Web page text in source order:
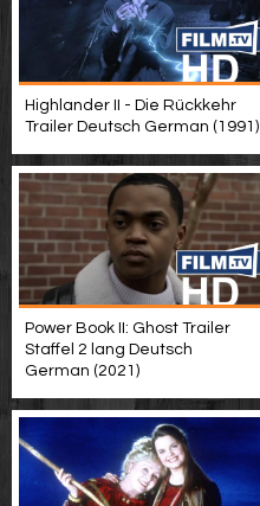
Highlander II - Die Rückkehr
Trailer Deutsch German (1991)
Power Book II: Ghost Trailer
Staffel 2 lang Deutsch
German (2021)